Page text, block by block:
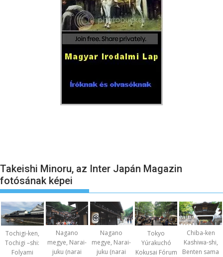
Takeishi Minoru, az Inter Japán Magazin
fotósának képei
Tochigi-ken,
Tochigi –shi:
Folyami
Nagano
megye, Narai-
juku (narai
Nagano
megye, Narai-
juku (narai
Tokyo
Yúrakuchó
Kokusai Fórum
Chiba-ken
Kashiwa-shi,
Benten sama